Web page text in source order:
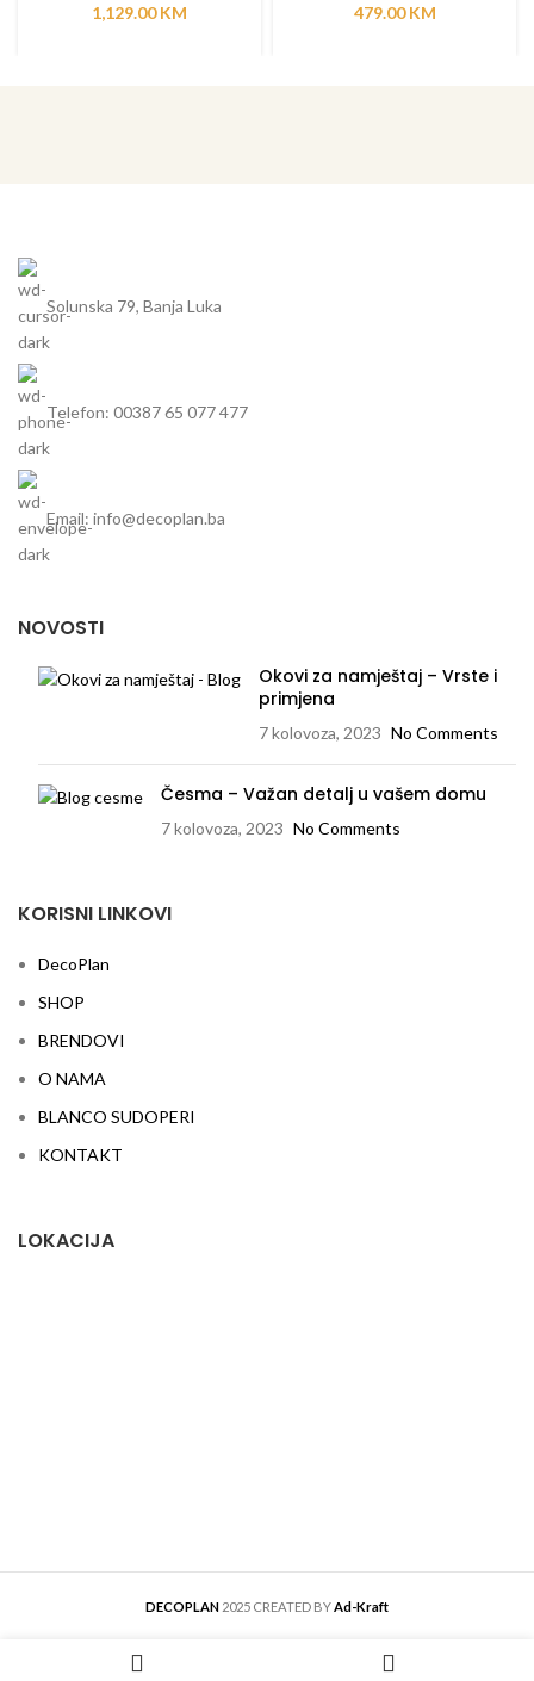
1,129.00KM 479.00KM
Solunska 79, Banja Luka
Telefon: 00387 65 077 477
Email: info@decoplan.ba
NOVOSTI
Okovi za namještaj – Vrste i
primjena
7 kolovoza, 2023 No Comments
Česma – Važan detalj u vašem domu
7 kolovoza, 2023 No Comments
KORISNI LINKOVI
DecoPlan
SHOP
BRENDOVI
O NAMA
BLANCO SUDOPERI
KONTAKT
LOKACIJA
DECOPLAN 2025 CREATED BYAd-Kraft